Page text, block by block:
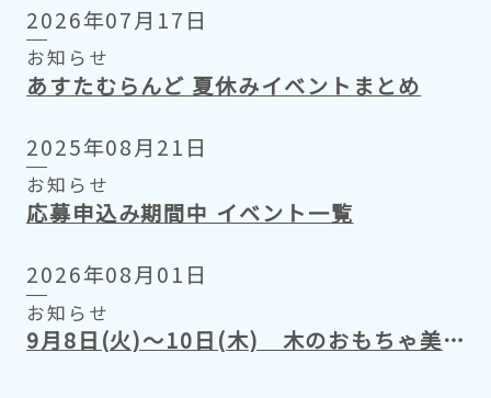
2026年07月17日
お知らせ
あすたむらんど 夏休みイベントまとめ
2025年08月21日
お知らせ
応募申込み期間中 イベント一覧
2026年08月01日
お知らせ
9月8日(火)～10日(木) 木のおもちゃ美術館 臨時休館のお知らせ